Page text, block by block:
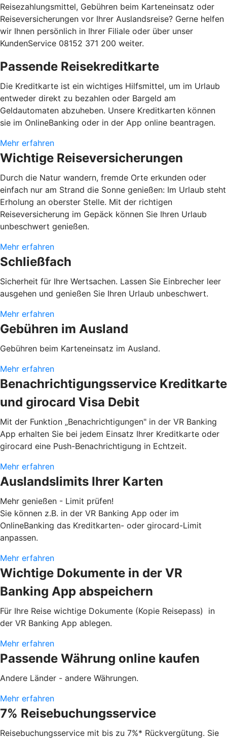
Reisezahlungsmittel, Gebühren beim Karteneinsatz oder
Reiseversicherungen vor Ihrer Auslandsreise? Gerne helfen
wir Ihnen persönlich in Ihrer Filiale oder über unser
KundenService 08152 371 200 weiter.
Passende Reisekreditkarte
Die Kreditkarte ist ein wichtiges Hilfsmittel, um im Urlaub
entweder direkt zu bezahlen oder Bargeld am
Geldautomaten abzuheben. Unsere Kreditkarten können
sie im OnlineBanking oder in der App online beantragen.
Mehr erfahren
Wichtige Reiseversicherungen
Durch die Natur wandern, fremde Orte erkunden oder
einfach nur am Strand die Sonne genießen: Im Urlaub steht
Erholung an oberster Stelle. Mit der richtigen
Reiseversicherung im Gepäck können Sie Ihren Urlaub
unbeschwert genießen.
Mehr erfahren
Schließfach
Sicherheit für Ihre Wertsachen. Lassen Sie Einbrecher leer
ausgehen und genießen Sie Ihren Urlaub unbeschwert.
Mehr erfahren
Gebühren im Ausland
Gebühren beim Karteneinsatz im Ausland.
Mehr erfahren
Benachrichtigungsservice Kreditkarte
und girocard Visa Debit
Mit der Funktion „Benachrichtigungen" in der VR Banking
App erhalten Sie bei jedem Einsatz Ihrer Kreditkarte oder
girocard eine Push-Benachrichtigung in Echtzeit.
Mehr erfahren
Auslandslimits Ihrer Karten
Mehr genießen - Limit prüfen!
Sie können z.B. in der VR Banking App oder im
OnlineBanking das Kreditkarten- oder girocard-Limit
anpassen.
Mehr erfahren
Wichtige Dokumente in der VR
Banking App abspeichern
Für Ihre Reise wichtige Dokumente (Kopie Reisepass) in
der VR Banking App ablegen.
Mehr erfahren
Passende Währung online kaufen
Andere Länder - andere Währungen.
Mehr erfahren
7% Reisebuchungsservice
Reisebuchungsservice mit bis zu 7%* Rückvergütung. Sie